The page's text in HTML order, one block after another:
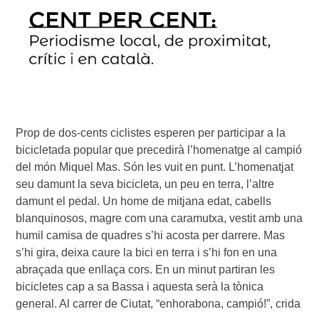
Prop de dos-cents ciclistes esperen per participar a la
bicicletada popular que precedirà l’homenatge al campió
del món Miquel Mas. Són les vuit en punt. L’homenatjat
seu damunt la seva bicicleta, un peu en terra, l’altre
damunt el pedal. Un home de mitjana edat, cabells
blanquinosos, magre com una caramutxa, vestit amb una
humil camisa de quadres s’hi acosta per darrere. Mas
s’hi gira, deixa caure la bici en terra i s’hi fon en una
abraçada que enllaça cors. En un minut partiran les
bicicletes cap a sa Bassa i aquesta serà la tònica
general. Al carrer de Ciutat, “enhorabona, campió!”, crida